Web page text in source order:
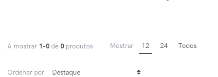
A mostrar 1-0de 0 produtos Mostrar 12 24 Todos
Ordenar por